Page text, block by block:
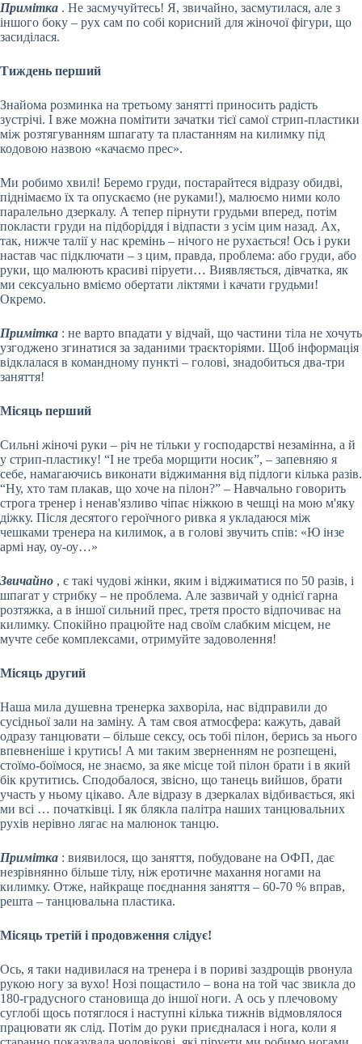
Примітка . Не засмучуйтесь! Я, звичайно, засмутилася, але з
іншого боку – рух сам по собі корисний для жіночої фігури, що
засиділася.
Тиждень перший
Знайома розминка на третьому занятті приносить радість
зустрічі. І вже можна помітити зачатки тієї самої стрип-пластики
між розтягуванням шпагату та пластанням на килимку під
кодовою назвою «качаємо прес».
Ми робимо хвилі! Беремо груди, постарайтеся відразу обидві,
піднімаємо їх та опускаємо (не руками!), малюємо ними коло
паралельно дзеркалу. А тепер пірнути грудьми вперед, потім
покласти груди на підборіддя і відпасти з усім цим назад. Ах,
так, нижче талії у нас кремінь – нічого не рухається! Ось і руки
настав час підключати – з цим, правда, проблема: або груди, або
руки, що малюють красиві піруети… Виявляється, дівчатка, як
ми сексуально вміємо обертати ліктями і качати грудьми!
Окремо.
Примітка : не варто впадати у відчай, що частини тіла не хочуть
узгоджено згинатися за заданими траєкторіями. Щоб інформація
відклалася в командному пункті – голові, знадобиться два-три
заняття!
Місяць перший
Сильні жіночі руки – річ не тільки у господарстві незамінна, а й
у стрип-пластику! “І не треба морщити носик”, – запевняю я
себе, намагаючись виконати віджимання від підлоги кілька разів.
“Ну, хто там плакав, що хоче на пілон?” – Навчально говорить
строга тренер і ненав'язливо чіпає ніжкою в чешці на мою м'яку
діжку. Після десятого героїчного ривка я укладаюся між
чешками тренера на килимок, а в голові звучить спів: «Ю інзе
армі нау, оу-оу…»
Звичайно , є такі чудові жінки, яким і віджиматися по 50 разів, і
шпагат у стрибку – не проблема. Але зазвичай у однієї гарна
розтяжка, а в іншої сильний прес, третя просто відпочиває на
килимку. Спокійно працюйте над своїм слабким місцем, не
мучте себе комплексами, отримуйте задоволення!
Місяць другий
Наша мила душевна тренерка захворіла, нас відправили до
сусідньої зали на заміну. А там своя атмосфера: кажуть, давай
одразу танцювати – більше сексу, ось тобі пілон, берись за нього
впевненіше і крутись! А ми таким зверненням не розпещені,
стоїмо-боїмося, не знаємо, за яке місце той пілон брати і в який
бік крутитись. Сподобалося, звісно, що танець вийшов, брати
участь у ньому цікаво. Але відразу в дзеркалах відбивається, які
ми всі … початківці. І як блякла палітра наших танцювальних
рухів нерівно лягає на малюнок танцю.
Примітка : виявилося, що заняття, побудоване на ОФП, дає
незрівнянно більше тілу, ніж еротичне махання ногами на
килимку. Отже, найкраще поєднання заняття – 60-70 % вправ,
решта – танцювальна пластика.
Місяць третій і продовження слідує!
Ось, я таки надивилася на тренера і в пориві заздрощів рвонула
рукою ногу за вухо! Нозі пощастило – вона на той час звикла до
180-градусного становища до іншої ноги. А ось у плечовому
суглобі щось потяглося і наступні кілька тижнів відмовлялося
працювати як слід. Потім до руки приєдналася і нога, коли я